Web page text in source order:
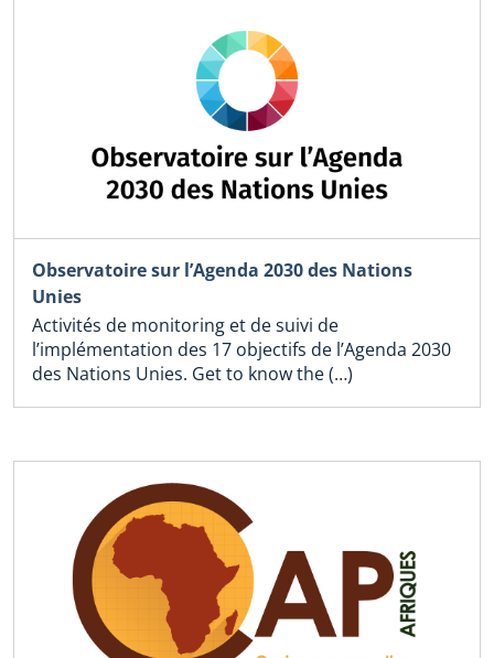
Observatoire sur l’Agenda 2030 des Nations
Unies
Activités de monitoring et de suivi de
l’implémentation des 17 objectifs de l’Agenda 2030
des Nations Unies. Get to know the (…)